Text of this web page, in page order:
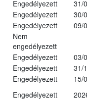
Engedélyezett
31/
Engedélyezett
30/
Engedélyezett
09/
Nem
engedélyezett
Engedélyezett
03/
Engedélyezett
31/
Engedélyezett
15/
Engedélyezett